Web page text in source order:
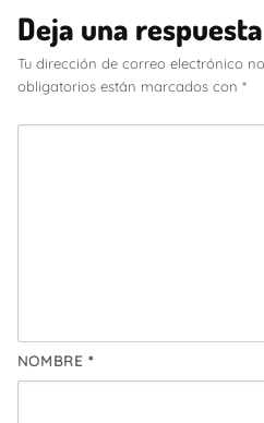
Deja una respuesta
Tu dirección de correo electrónico
obligatorios están marcados con *
NOMBRE *